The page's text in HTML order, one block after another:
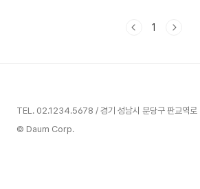
아무런 후회도 없다. 모든 선택은 결과와 더불어 기회
1
TEL. 02.1234.5678 / 경기 성남시 분당구 판교역로
© Daum Corp.